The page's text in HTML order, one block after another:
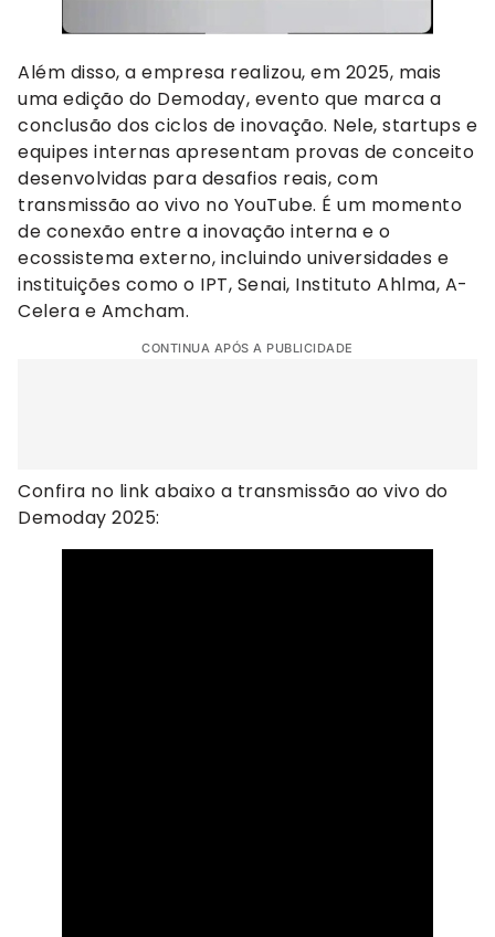
Além disso, a empresa realizou, em 2025, mais
uma edição do Demoday, evento que marca a
conclusão dos ciclos de inovação. Nele, startups e
equipes internas apresentam provas de conceito
desenvolvidas para desafios reais, com
transmissão ao vivo no YouTube. É um momento
de conexão entre a inovação interna e o
ecossistema externo, incluindo universidades e
instituições como o IPT, Senai, Instituto Ahlma, A-
Celera e Amcham.
CONTINUA APÓS A PUBLICIDADE
Confira no link abaixo a transmissão ao vivo do
Demoday 2025: